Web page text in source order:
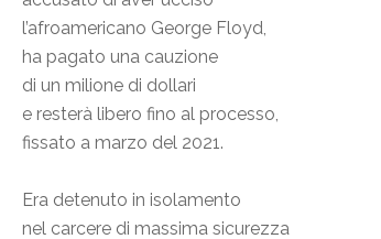
l’afroamericano George Floyd,
ha pagato una cauzione
di un milione di dollari
e resterà libero fino al processo,
fissato a marzo del 2021.
Era detenuto in isolamento
nel carcere di massima sicurezza